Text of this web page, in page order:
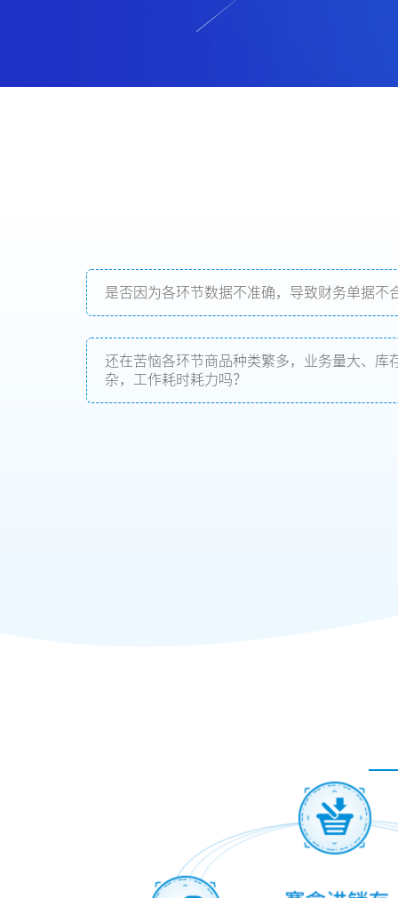
是否因为各环节数据不准确，导致财务单据不
还在苦恼各环节商品种类繁多，业务量大、库
杂，工作耗时耗力吗？